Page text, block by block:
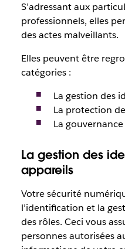
S’adressant aux
professionnels, elles
des actes malveillants.
Elles peuvent être
catégories :
La gestion des
La protection
La
La gestion des
appareils
Votre sécurité
l’identification et la
des rôles. Ceci vous
personnes autorisées